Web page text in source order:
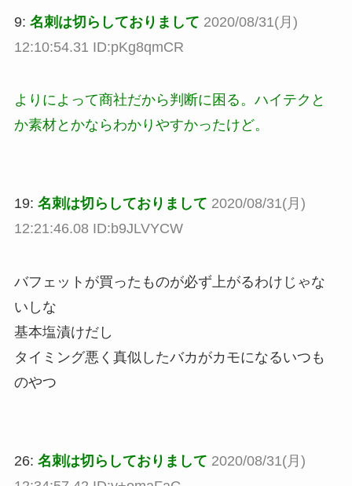
9: 名刺は切らしておりまして 2020/08/31(月)
12:10:54.31 ID:pKg8qmCR
よりによって商社だから判断に困る。ハイテクと
か素材とかならわかりやすかったけど。
19: 名刺は切らしておりまして 2020/08/31(月)
12:21:46.08 ID:b9JLVYCW
バフェットが買ったものが必ず上がるわけじゃな
いしな
基本塩漬けだし
タイミング悪く真似したバカがカモになるいつも
のやつ
26: 名刺は切らしておりまして 2020/08/31(月)